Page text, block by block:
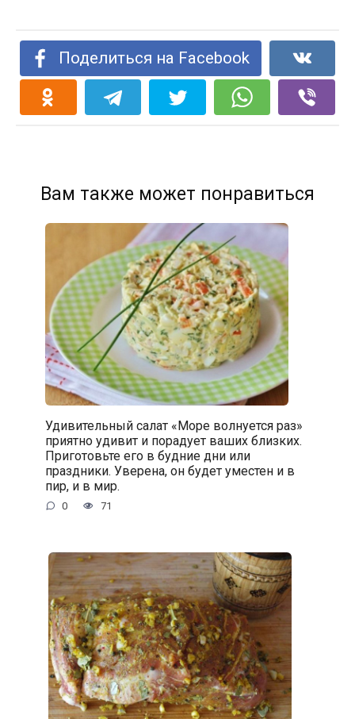
Поделиться на Facebook
Вам также может понравиться
Удивительный салат «Море волнуется раз»
приятно удивит и порадует ваших близких.
Приготовьте его в будние дни или
праздники. Уверена, он будет уместен и в
пир, и в мир.
0 71